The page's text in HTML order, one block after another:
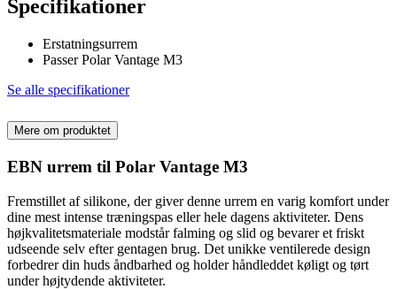
Specifikationer
Erstatningsurrem
Passer Polar Vantage M3
Se alle specifikationer
Mere om produktet
EBN urrem til Polar Vantage M3
Fremstillet af silikone, der giver denne urrem en varig komfort under
dine mest intense træningspas eller hele dagens aktiviteter. Dens
højkvalitetsmateriale modstår falming og slid og bevarer et friskt
udseende selv efter gentagen brug. Det unikke ventilerede design
forbedrer din huds åndbarhed og holder håndleddet køligt og tørt
under højtydende aktiviteter.